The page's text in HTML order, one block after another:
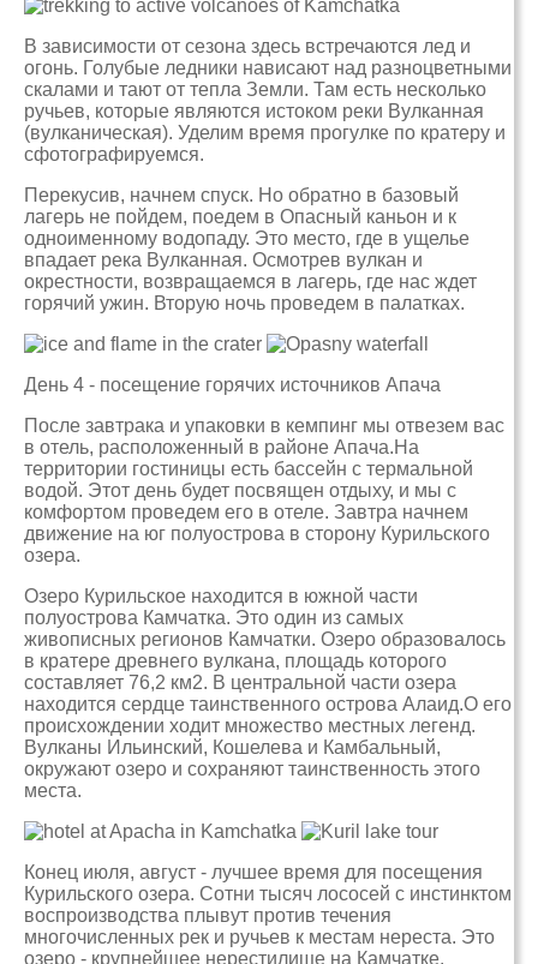
В зависимости от сезона здесь встречаются лед и
огонь. Голубые ледники нависают над разноцветными
скалами и тают от тепла Земли. Там есть несколько
ручьев, которые являются истоком реки Вулканная
(вулканическая). Уделим время прогулке по кратеру и
сфотографируемся.
Перекусив, начнем спуск. Но обратно в базовый
лагерь не пойдем, поедем в Опасный каньон и к
одноименному водопаду. Это место, где в ущелье
впадает река Вулканная. Осмотрев вулкан и
окрестности, возвращаемся в лагерь, где нас ждет
горячий ужин. Вторую ночь проведем в палатках.
День 4 - посещение горячих источников Апача
После завтрака и упаковки в кемпинг мы отвезем вас
в отель, расположенный в районе Апача.На
территории гостиницы есть бассейн с термальной
водой. Этот день будет посвящен отдыху, и мы с
комфортом проведем его в отеле. Завтра начнем
движение на юг полуострова в сторону Курильского
озера.
Озеро Курильское находится в южной части
полуострова Камчатка. Это один из самых
живописных регионов Камчатки. Озеро образовалось
в кратере древнего вулкана, площадь которого
составляет 76,2 км2. В центральной части озера
находится сердце таинственного острова Алаид.О его
происхождении ходит множество местных легенд.
Вулканы Ильинский, Кошелева и Камбальный,
окружают озеро и сохраняют таинственность этого
места.
Конец июля, август - лучшее время для посещения
Курильского озера. Сотни тысяч лососей с инстинктом
воспроизводства плывут против течения
многочисленных рек и ручьев к местам нереста. Это
озеро - крупнейшее нерестилище на Камчатке.